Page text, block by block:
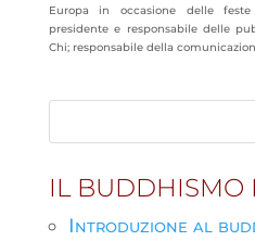
Europa in occasione delle
presidente e responsabile delle
Chi; responsabile della
IL BUDDHISMO
Introduzione al